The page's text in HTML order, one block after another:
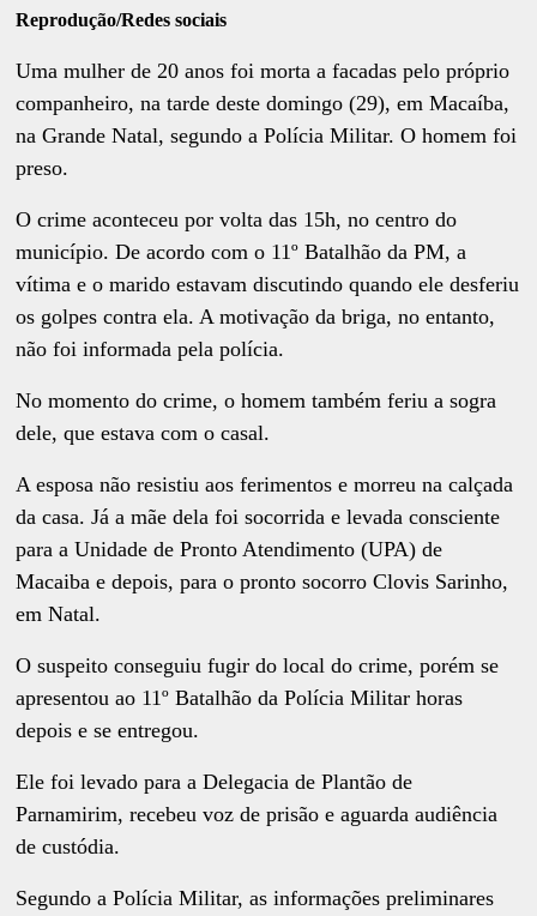
Reprodução/Redes sociais
Uma mulher de 20 anos foi morta a facadas pelo próprio
companheiro, na tarde deste domingo (29), em Macaíba,
na Grande Natal, segundo a Polícia Militar. O homem foi
preso.
O crime aconteceu por volta das 15h, no centro do
município. De acordo com o 11º Batalhão da PM, a
vítima e o marido estavam discutindo quando ele desferiu
os golpes contra ela. A motivação da briga, no entanto,
não foi informada pela polícia.
No momento do crime, o homem também feriu a sogra
dele, que estava com o casal.
A esposa não resistiu aos ferimentos e morreu na calçada
da casa. Já a mãe dela foi socorrida e levada consciente
para a Unidade de Pronto Atendimento (UPA) de
Macaiba e depois, para o pronto socorro Clovis Sarinho,
em Natal.
O suspeito conseguiu fugir do local do crime, porém se
apresentou ao 11º Batalhão da Polícia Militar horas
depois e se entregou.
Ele foi levado para a Delegacia de Plantão de
Parnamirim, recebeu voz de prisão e aguarda audiência
de custódia.
Segundo a Polícia Militar, as informações preliminares